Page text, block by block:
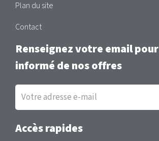
Plan du site
Contact
Renseignez votre email
informé de nos offres
Inscription
la
newsletter
Accès rapides